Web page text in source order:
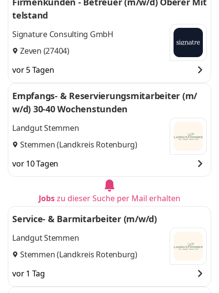
telstand
Signature Consulting GmbH
Zeven (27404)
vor 5 Tagen
Empfangs- & Reservierungsmitarbeiter (m/
w/d) 30-40 Wochenstunden
Landgut Stemmen
Stemmen (Landkreis Rotenburg)
vor 10 Tagen
Jobszu dieser Suche per Mail erhalten
Service- & Barmitarbeiter (m/w/d)
Landgut Stemmen
Stemmen (Landkreis Rotenburg)
vor 1 Tag